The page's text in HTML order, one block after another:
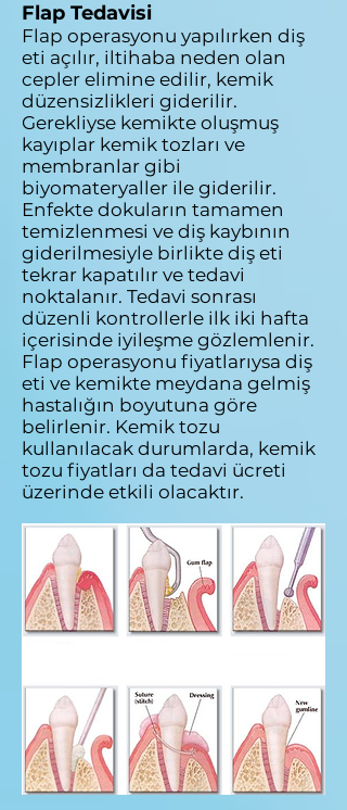
Flap Tedavisi
Flap operasyonu yapılırken diş
eti açılır, iltihaba neden olan
cepler elimine edilir, kemik
düzensizlikleri giderilir.
Gerekliyse kemikte oluşmuş
kayıplar kemik tozları ve
membranlar gibi
biyomateryaller ile giderilir.
Enfekte dokuların tamamen
temizlenmesi ve diş kaybının
giderilmesiyle birlikte diş eti
tekrar kapatılır ve tedavi
noktalanır. Tedavi sonrası
düzenli kontrollerle ilk iki hafta
içerisinde iyileşme gözlemlenir.
Flap operasyonu fiyatlarıysa diş
eti ve kemikte meydana gelmiş
hastalığın boyutuna göre
belirlenir. Kemik tozu
kullanılacak durumlarda, kemik
tozu fiyatları da tedavi ücreti
üzerinde etkili olacaktır.